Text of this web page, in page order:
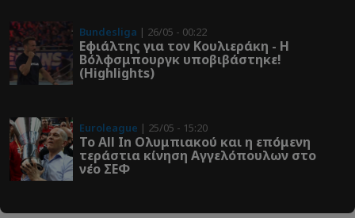
Bundesliga | 26/05 - 00:22
Εφιάλτης για τον Κουλιεράκη - Η
Βόλφσμπουργκ υποβιβάστηκε!
(Highlights)
Euroleague | 25/05 - 15:20
Το All In Ολυμπιακού και η επόμενη
τεράστια κίνηση Αγγελόπουλων στο
νέο ΣΕΦ